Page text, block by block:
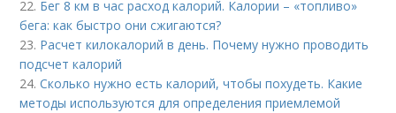
22. Бег 8 км в час расход калорий. Калории – «топливо»
бега: как быстро они сжигаются?
23. Расчет килокалорий в день. Почему нужно проводить
подсчет калорий
24.Сколько нужно есть калорий, чтобы похудеть. Какие
методы используются для определения приемлемой